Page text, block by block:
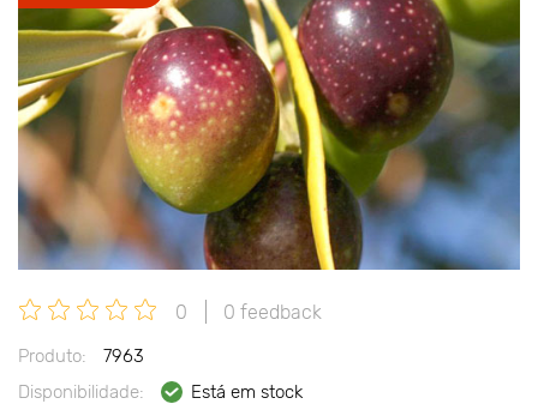
0 0 feedback
Produto:
7963
Disponibilidade:
Está em stock